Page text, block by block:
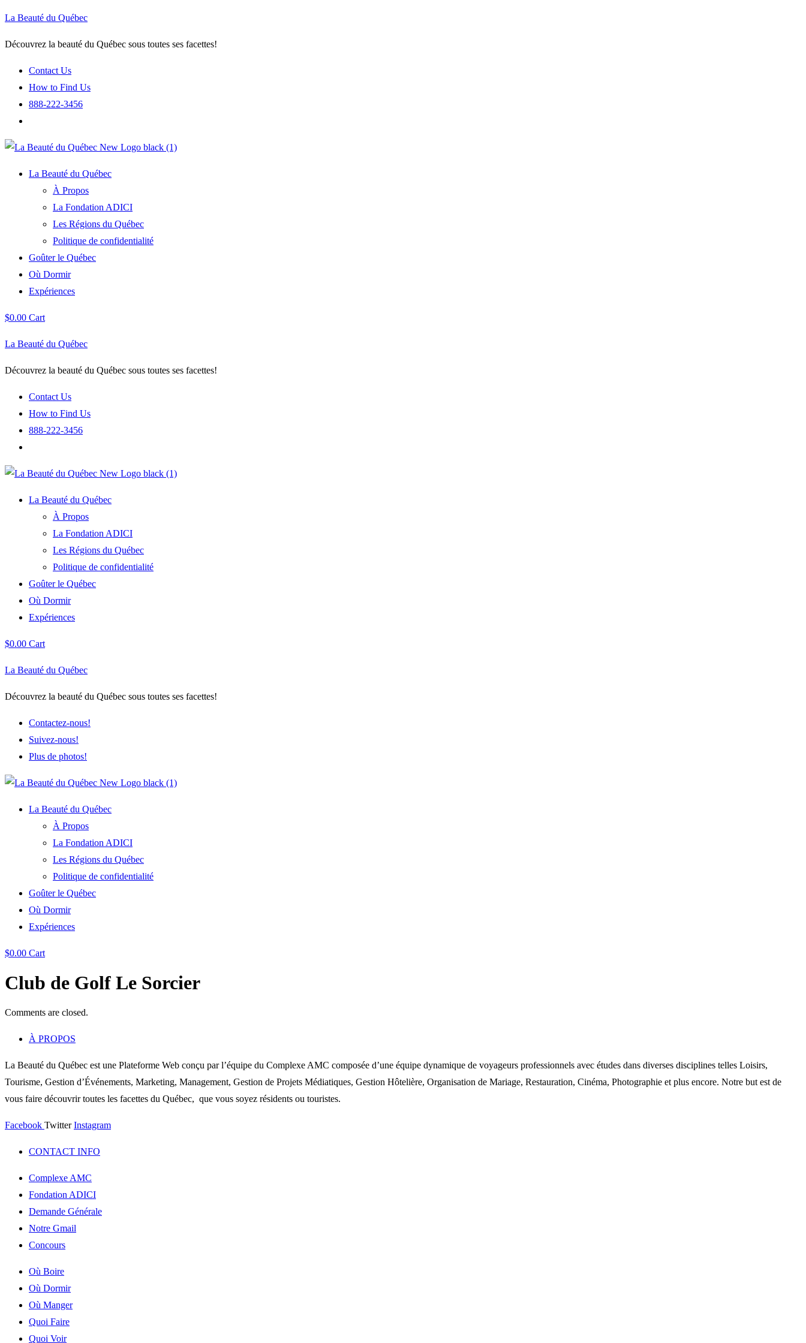
La Beauté du Québec
Découvrez la beauté du Québec sous toutes ses facettes!
Contact Us
How to Find Us
888-222-3456
La Beauté du Québec
À Propos
La Fondation ADICI
Les Régions du Québec
Politique de confidentialité
Goûter le Québec
Où Dormir
Expériences
$0.00 Cart
La Beauté du Québec
Découvrez la beauté du Québec sous toutes ses facettes!
Contact Us
How to Find Us
888-222-3456
La Beauté du Québec
À Propos
La Fondation ADICI
Les Régions du Québec
Politique de confidentialité
Goûter le Québec
Où Dormir
Expériences
$0.00 Cart
La Beauté du Québec
Découvrez la beauté du Québec sous toutes ses facettes!
Contactez-nous!
Suivez-nous!
Plus de photos!
La Beauté du Québec
À Propos
La Fondation ADICI
Les Régions du Québec
Politique de confidentialité
Goûter le Québec
Où Dormir
Expériences
$0.00 Cart
Club de Golf Le Sorcier
Comments are closed.
À PROPOS
La Beauté du Québec est une Plateforme Web conçu par l’équipe du Complexe AMC composée d’une équipe dynamique de voyageurs professionnels avec études dans diverses disciplines telles Loisirs,
Tourisme, Gestion d’Événements, Marketing, Management, Gestion de Projets Médiatiques, Gestion Hôtelière, Organisation de Mariage, Restauration, Cinéma, Photographie et plus encore. Notre but est de
vous faire découvrir toutes les facettes du Québec, que vous soyez résidents ou touristes.
Facebook Twitter Instagram
CONTACT INFO
Complexe AMC
Fondation ADICI
Demande Générale
Notre Gmail
Concours
Où Boire
Où Dormir
Où Manger
Quoi Faire
Quoi Voir